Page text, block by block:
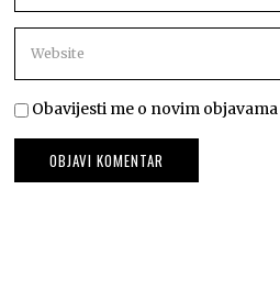
Obavijesti me o novim